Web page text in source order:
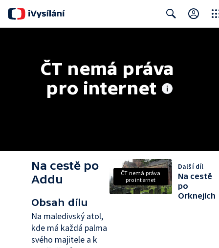
ČT nemá práva
pro internet
Na cestě po
Addu
Obsah dílu
Na maledivský atol,
kde má každá palma
svého majitele a k
ČT nemá práva
pro internet
Další díl
Na cestě
po
Orknejích